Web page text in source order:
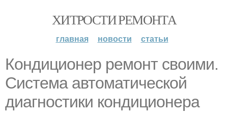
ХИТРОСТИ РЕМОНТА
главная новости статьи
Кондиционер ремонт своими.
Система автоматической
диагностики кондиционера